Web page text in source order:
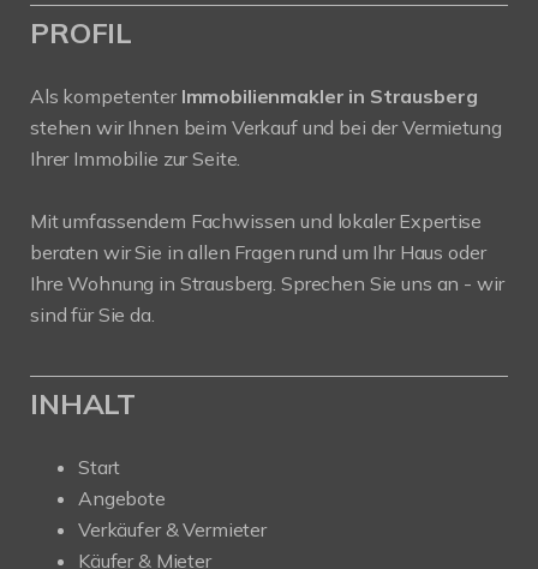
PROFIL
Als kompetenter Immobilienmakler in Strausberg
stehen wir Ihnen beim Verkauf und bei der Vermietung
Ihrer Immobilie zur Seite.
Mit umfassendem Fachwissen und lokaler Expertise
beraten wir Sie in allen Fragen rund um Ihr Haus oder
Ihre Wohnung in Strausberg. Sprechen Sie uns an - wir
sind für Sie da.
INHALT
Start
Angebote
Verkäufer & Vermieter
Käufer & Mieter